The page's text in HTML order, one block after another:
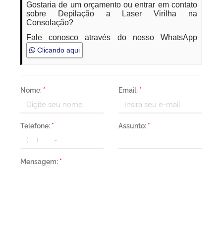
Gostaria de um orçamento ou entrar em contato
sobre Depilação a Laser Virilha na
Consolação?
Fale conosco através do nosso WhatsApp
Clicando aqui
Nome: * Email: *
Telefone: * Assunto: *
Mensagem: *